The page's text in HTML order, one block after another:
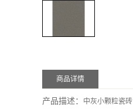
商品详情
产品描述： 中灰小颗粒瓷砖